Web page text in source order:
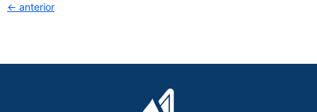
← anterior